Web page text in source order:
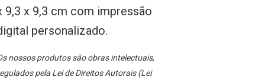
9,3 x 9,3 cm com impressão
personalizado.
nossos produtos são obras intelectuais,
pela Lei de Direitos Autorais (Lei